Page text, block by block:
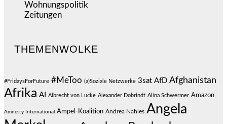
Wohnungspolitik
Zeitungen
THEMENWOLKE
#FridaysForFuture #MeToo (a)Soziale Netzwerke 3sat AfD Afghanistan
Afrika AI Albrecht von Lucke Alexander Dobrindt Alina Schwermer Amazon
Amnesty International Ampel-Koalition Andrea Nahles Angela